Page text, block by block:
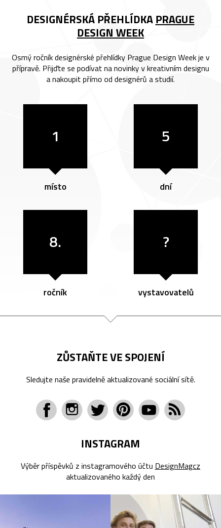
DESIGNÉRSKÁ PŘEHLÍDKA PRAGUE
DESIGN WEEK
Osmý ročník designérské přehlídky Prague Design Week je v
přípravě. Přijďte se podívat na novinky v kreativním designu
a nakoupit přímo od designérů a studií.
1
místo
5
dní
8.
ročník
?
vystavovatelů
ZŮSTAŇTE VE SPOJENÍ
Sledujte naše pravidelně aktualizované sociální sítě.
INSTAGRAM
Výběr příspěvků z instagramového účtu DesignMagcz
aktualizovaného každý den